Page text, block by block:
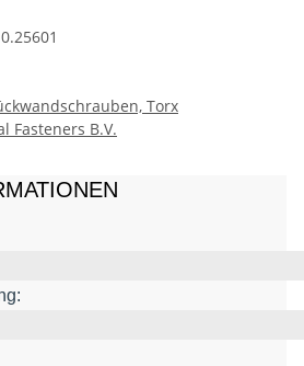
Torx
Fasteners B.V.